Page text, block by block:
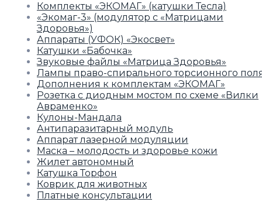
Комплекты «ЭКОМАГ» (катушки Тесла)
«Экомаг-3» (модулятор с «Матрицами
Здоровья»)
Аппараты (УФОК) «Экосвет»
Катушки «Бабочка»
Звуковые файлы «Матрица Здоровья»
Лампы право-спирального торсионного
Дополнения к комплектам «ЭКОМАГ»
Розетка с диодным мостом по схеме «Вилки
Авраменко»
Кулоны-Мандала
Антипаразитарный модуль
Аппарат лазерной модуляции
Маска – молодость и здоровье кожи
Жилет автономный
Катушка Торфон
Коврик для животных
Платные консультации